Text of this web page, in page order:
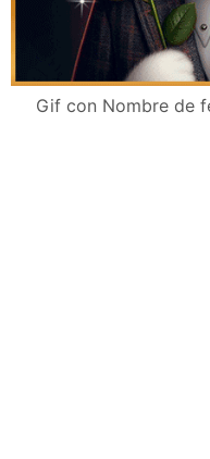
Gif con Nombre de